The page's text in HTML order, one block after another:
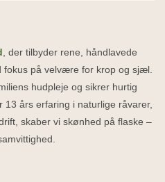
, der tilbyder rene, håndlavede
fokus på velvære for krop og sjæl.
hudpleje og sikrer hurtig
13 års erfaring i naturlige råvarer,
skaber vi skønhed på flaske –